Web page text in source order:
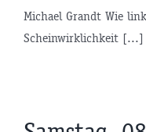
Michael Grandt Wie
Scheinwirklichkeit [...]